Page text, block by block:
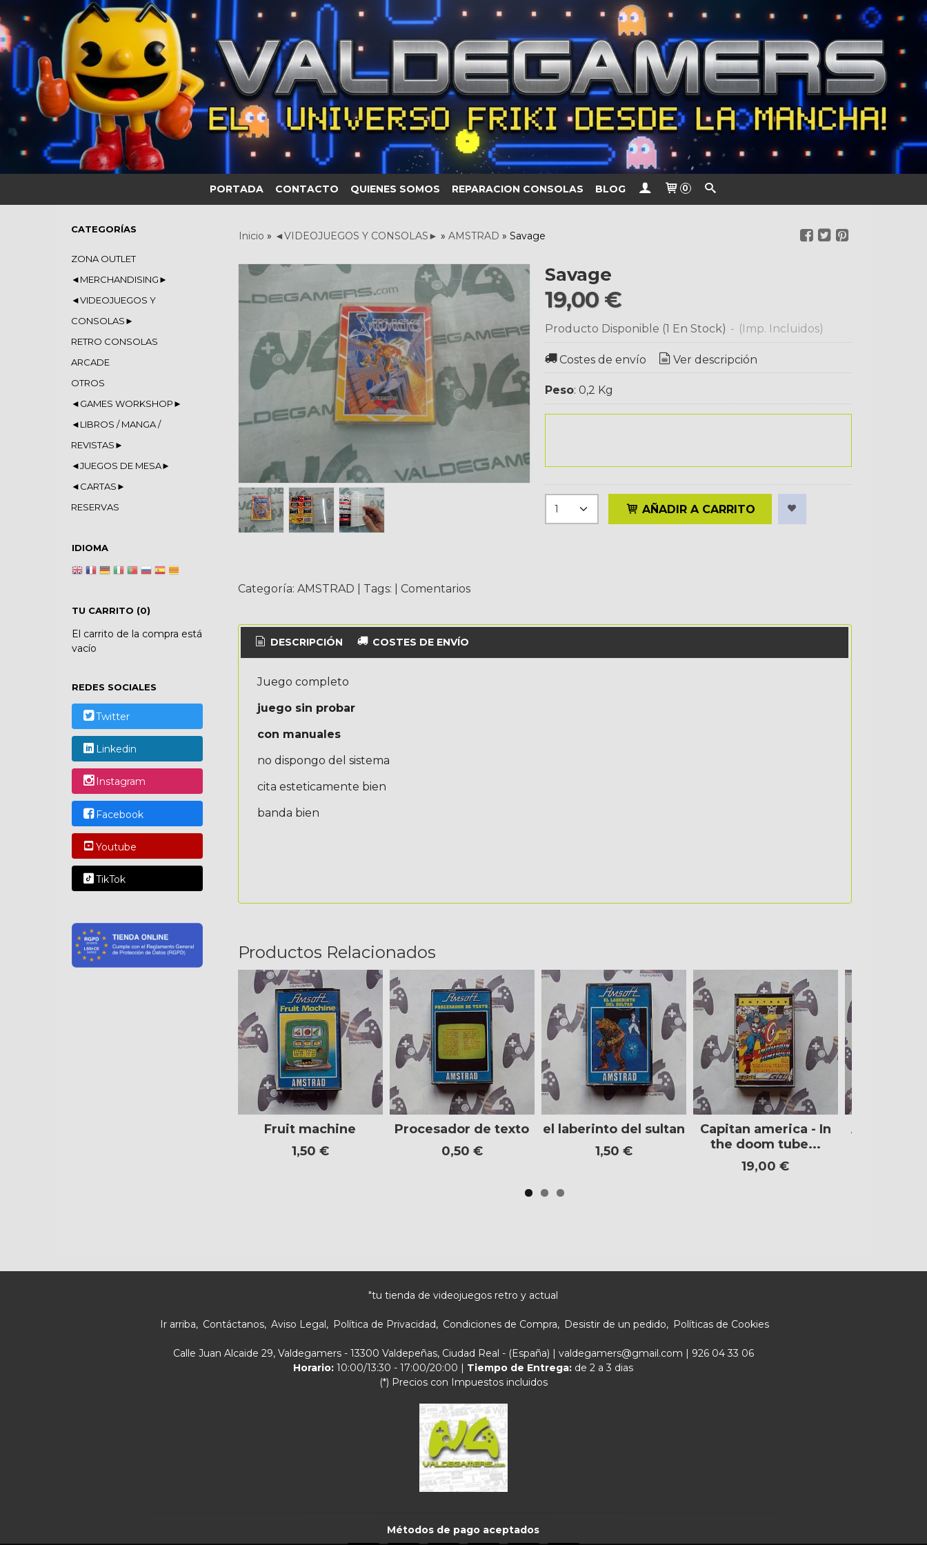
PORTADA CONTACTO QUIENES SOMOS REPARACION CONSOLAS BLOG 0
CATEGORÍAS
ZONA OUTLET
◄MERCHANDISING►
◄VIDEOJUEGOS Y
CONSOLAS►
RETRO CONSOLAS
ARCADE
OTROS
◄GAMES WORKSHOP►
◄LIBROS / MANGA /
REVISTAS►
◄JUEGOS DE MESA►
◄CARTAS►
RESERVAS
IDIOMA
TU CARRITO (0)
El carrito de la compra está
vacío
REDES SOCIALES
Twitter
Linkedin
Instagram
Facebook
Youtube
TikTok
Inicio » ◄VIDEOJUEGOS Y CONSOLAS► » AMSTRAD » Savage
Savage
19,00 €
Producto Disponible (1 En Stock) - (Imp. Incluidos)
Costes de envío Ver descripción
Peso: 0,2 Kg
AÑADIR A CARRITO
Categoría: AMSTRAD Tags: Comentarios
DESCRIPCIÓN COSTES DE ENVÍO
Juego completo
juego sin probar
con manuales
no dispongo del sistema
cita esteticamente bien
banda bien
Productos Relacionados
Fruit machine
1,50 €
Procesador de texto
0,50 €
el laberinto del sultan
1,50 €
Capitan america - In
the doom tube...
19,00 €
Almirante
"tu tienda de videojuegos retro y actual
Ir arriba Contáctanos Aviso Legal Política de Privacidad Condiciones de Compra Desistir de un pedido Políticas de Cookies
Calle Juan Alcaide 29, Valdegamers - 13300 Valdepeñas, Ciudad Real - (España) | valdegamers@gmail.com | 926 04 33 06
Horario:10:00/13:30 - 17:00/20:00 | Tiempo de Entrega: de 2 a 3 dias
(*) Precios con Impuestos incluidos
Métodos de pago aceptados